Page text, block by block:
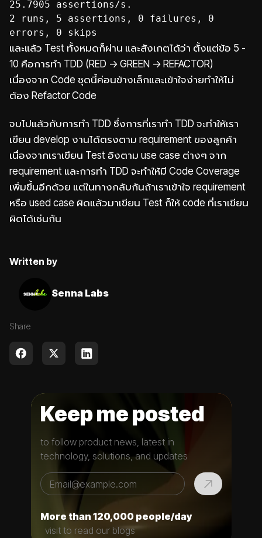
25.7905 assertions/s.
2 runs, 5 assertions, 0 failures, 0
errors, 0 skips
และแล้ว Test ทั้งหมดก็ผ่าน และสังเกตได้ว่า ตั้งแต่ข้อ 5 -
10 คือการทำ TDD (RED -> GREEN -> REFACTOR)
เนื่องจาก Code ชุดนี้ค่อนข้างเล็กและเข้าใจง่ายทำให้ไม่
ต้อง Refactor Code
จบไปแล้วกับการทำ TDD ซึ่งการที่เราทำ TDD จะทำให้เรา
เขียน develop งานได้ตรงตาม requirement ของลูกค้า
เนื่องจากเราเขียน Test อิงตาม use case ต่างๆ จาก
requirement และการทำ TDD จะทำให้มี Code Coverage
เพิ่มขึ้นอีกด้วย แต่ในทางกลับกันถ้าเราเข้าใจ requirement
หรือ used case ผิดแล้วมาเขียน Test ก็ให้ code ที่เราเขียน
ผิดได้เช่นกัน
Written by
Senna Labs
Share
Keep me posted
to follow product news, latest in
technology, solutions, and updates
More than 120,000 people/day
visit to read our blogs